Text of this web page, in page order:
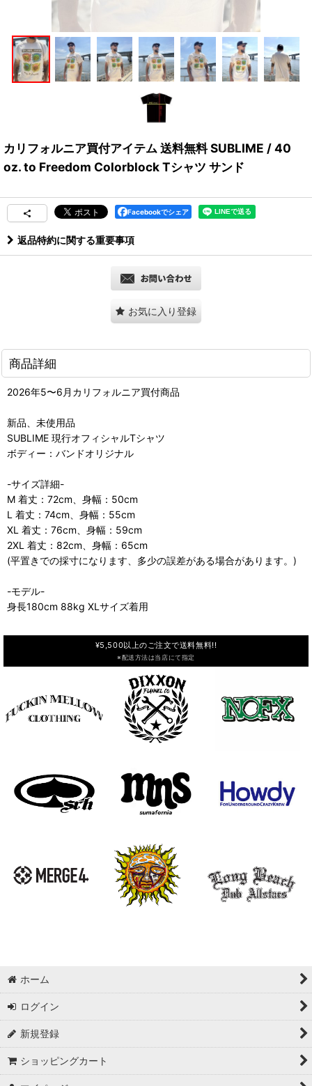
カリフォルニア買付アイテム 送料無料 SUBLIME / 40
oz. to Freedom Colorblock Tシャツ サンド
Facebookでシェア
返品特約に関する重要事項
お気に入り登録
商品詳細
2026年5〜6月カリフォルニア買付商品
新品、未使用品
SUBLIME 現行オフィシャルTシャツ
ボディー：バンドオリジナル
-サイズ詳細-
M 着丈：72cm、身幅：50cm
L 着丈：74cm、身幅：55cm
XL 着丈：76cm、身幅：59cm
2XL 着丈：82cm、身幅：65cm
(平置きでの採寸になります、多少の誤差がある場合があります。)
-モデル-
身長180cm 88kg XLサイズ着用
¥5,500以上のご注文で送料無料!!
※配送方法は当店にて指定
ホーム
ログイン
新規登録
ショッピングカート